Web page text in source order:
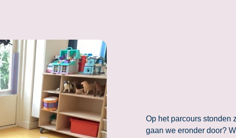
Op het parcours stonden
gaan we eronder door?